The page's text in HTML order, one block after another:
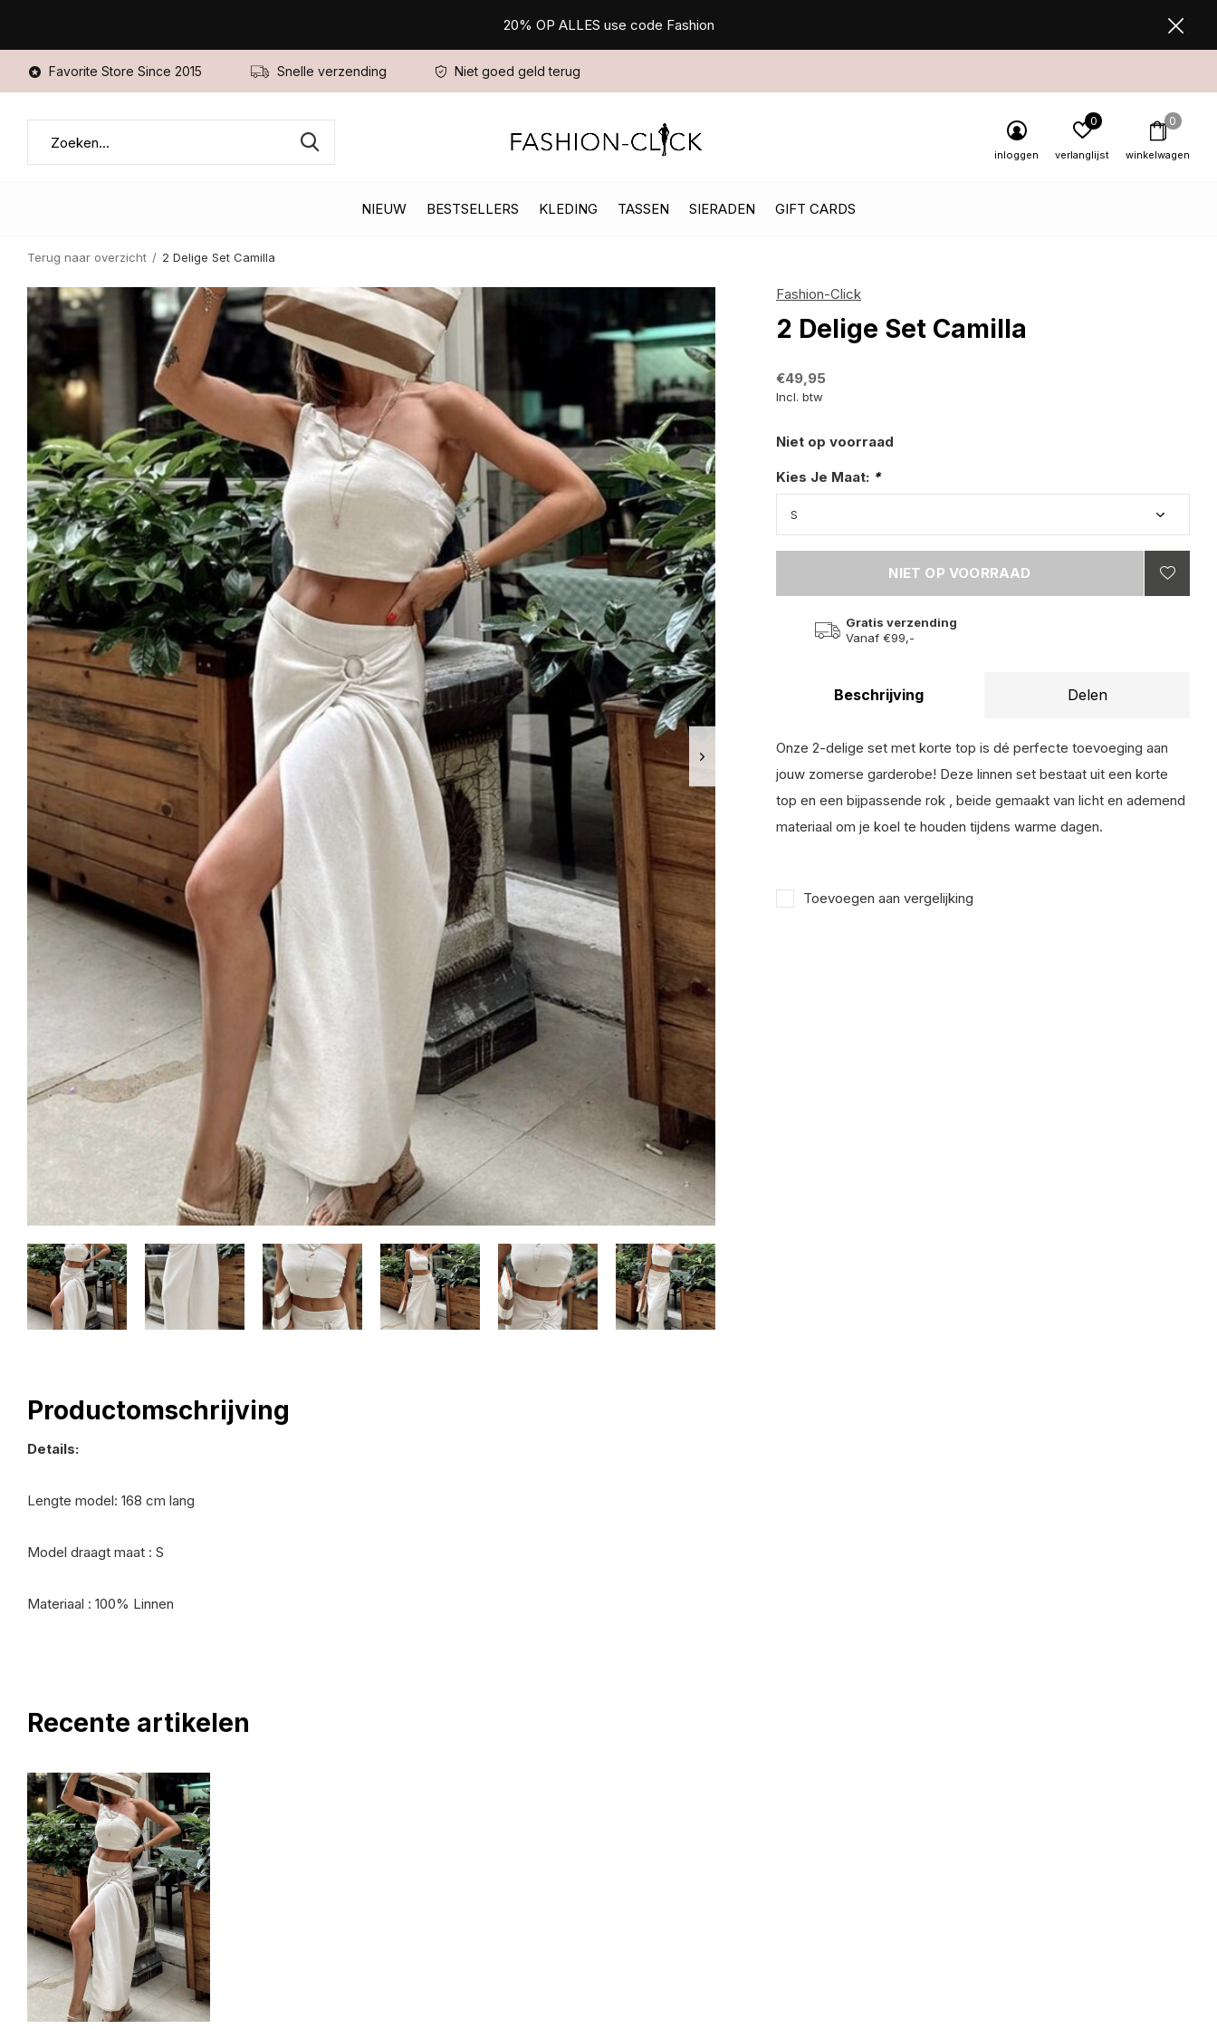
NIEUW BESTSELLERS KLEDING TASSEN SIERADEN GIFT CARDS
inloggen verlanglijst
0
winkelwagen
0
Favorite Store Since 2015 Snelle verzending Niet goed geld terug
20% OP ALLES use code Fashion
Terug naar overzicht 2 Delige Set Camilla
Fashion-Click
2 Delige Set Camilla
€49,95
Incl. btw
Niet op voorraad
Kies Je Maat: *
NIET OP VOORRAAD
Gratis verzending
Vanaf €99,-
Beschrijving Delen
Onze 2-delige set met korte top is dé perfecte toevoeging aan
jouw zomerse garderobe! Deze linnen set bestaat uit een korte
top en een bijpassende rok , beide gemaakt van licht en ademend
materiaal om je koel te houden tijdens warme dagen.
Toevoegen aan vergelijking
Productomschrijving
Details:
Lengte model: 168 cm lang
Model draagt maat : S
Materiaal : 100% Linnen
Recente artikelen